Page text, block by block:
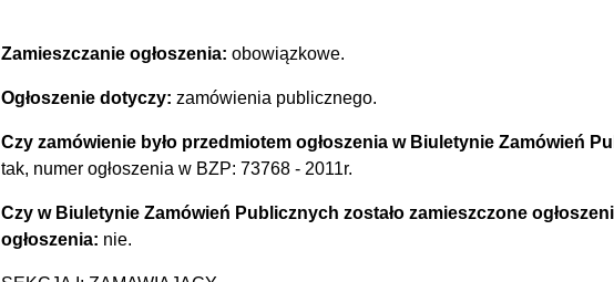
Zamieszczanie ogłoszenia: obowiązkowe.
Ogłoszenie dotyczy: zamówienia publicznego.
Czy zamówienie było przedmiotem ogłoszenia w Biuletynie Zamówień
tak, numer ogłoszenia w BZP: 73768 - 2011r.
Czy w Biuletynie Zamówień Publicznych zostało zamieszczone
ogłoszenia: nie.